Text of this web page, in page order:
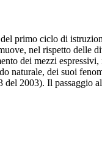
primo ciclo di
nel rispetto delle
dei mezzi
naturale, dei suoi
2003). Il passaggio